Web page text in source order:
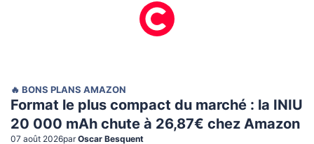
🔥 BONS PLANS AMAZON
Format le plus compact du marché : la INIU
20 000 mAh chute à 26,87€ chez Amazon
07 août 2026par Oscar Besquent